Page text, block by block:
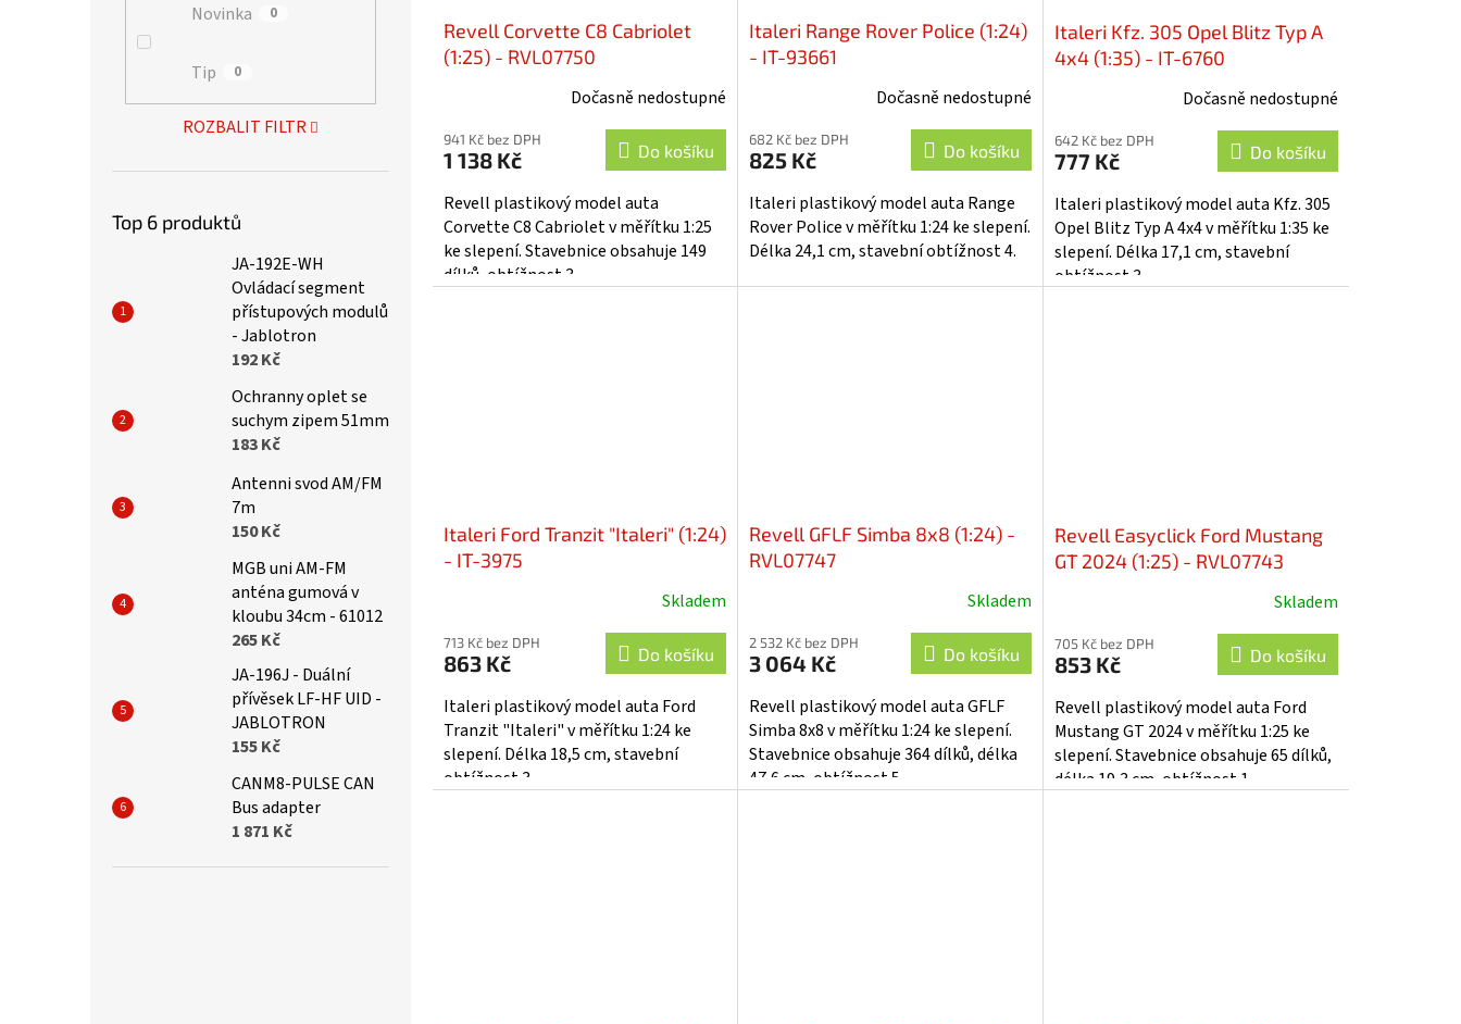
Novinka 0
Tip 0
ROZBALIT FILTR
Top 6 produktů
JA-192E-WH
Ovládací segment
přístupových modulů
- Jablotron
192 Kč
Ochranny oplet se
suchym zipem 51mm
183 Kč
Antenni svod AM/FM
7m
150 Kč
MGB uni AM-FM
anténa gumová v
kloubu 34cm - 61012
265 Kč
JA-196J - Duální
přívěsek LF-HF UID -
JABLOTRON
155 Kč
CANM8-PULSE CAN
Bus adapter
1 871 Kč
Revell Corvette C8 Cabriolet
(1:25) - RVL07750
Dočasně nedostupné
941 Kč bez DPH
1 138 Kč Do košíku
Revell plastikový model auta
Corvette C8 Cabriolet v měřítku 1:25
ke slepení. Stavebnice obsahuje 149
dílků, obtížnost 3.
Italeri Range Rover Police (1:24)
- IT-93661
Dočasně nedostupné
682 Kč bez DPH
825 Kč Do košíku
Italeri plastikový model auta Range
Rover Police v měřítku 1:24 ke slepení.
Délka 24,1 cm, stavební obtížnost 4.
Italeri Kfz. 305 Opel Blitz Typ A
4x4 (1:35) - IT-6760
Dočasně nedostupné
642 Kč bez DPH
777 Kč Do košíku
Italeri plastikový model auta Kfz. 305
Opel Blitz Typ A 4x4 v měřítku 1:35 ke
slepení. Délka 17,1 cm, stavební
obtížnost 3.
Italeri Ford Tranzit "Italeri" (1:24)
- IT-3975
Skladem
713 Kč bez DPH
863 Kč Do košíku
Italeri plastikový model auta Ford
Tranzit "Italeri" v měřítku 1:24 ke
slepení. Délka 18,5 cm, stavební
obtížnost 3.
Revell GFLF Simba 8x8 (1:24) -
RVL07747
Skladem
2 532 Kč bez DPH
3 064 Kč Do košíku
Revell plastikový model auta GFLF
Simba 8x8 v měřítku 1:24 ke slepení.
Stavebnice obsahuje 364 dílků, délka
47,6 cm, obtížnost 5.
Revell Easyclick Ford Mustang
GT 2024 (1:25) - RVL07743
Skladem
705 Kč bez DPH
853 Kč Do košíku
Revell plastikový model auta Ford
Mustang GT 2024 v měřítku 1:25 ke
slepení. Stavebnice obsahuje 65 dílků,
délka 19,3 cm, obtížnost 1.